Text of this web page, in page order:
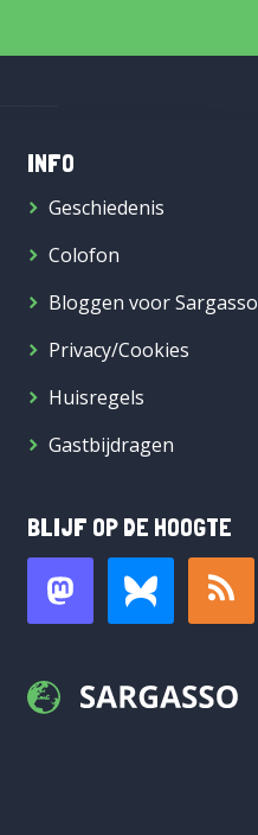
INFO
Geschiedenis
Colofon
Bloggen voor Sargasso
Privacy/Cookies
Huisregels
Gastbijdragen
BLIJF OP DE HOOGTE